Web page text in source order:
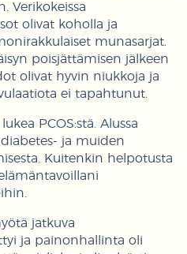
Verikokeissa
olivat koholla ja
munasarjat.
poisjättämisen jälkeen
olivat hyvin niukkoja ja
ei tapahtunut.
PCOS:stä. Alussa
ja muiden
Kuitenkin helpotusta
jatkuva
ja painonhallinta oli